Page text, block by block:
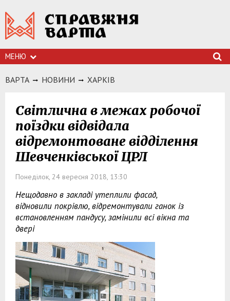
МЕНЮ
ВАРТА НОВИНИ ХАРКIВ
Світлична в межах робочої
поїздки відвідала
відремонтоване відділення
Шевченківської ЦРЛ
Понеділок, 24 вересня 2018, 13:30
Нещодавно в закладі утеплили фасад,
відновили покрівлю, відремонтували ганок із
встановленням пандусу, замінили всі вікна та
двері